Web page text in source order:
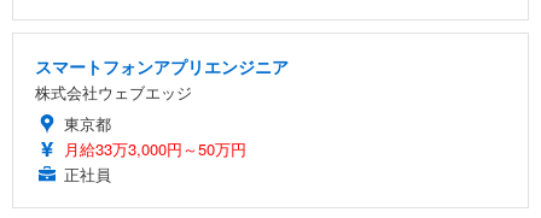
スマートフォンアプリエンジニア
株式会社ウェブエッジ
東京都
月給33万3,000円～50万円
正社員